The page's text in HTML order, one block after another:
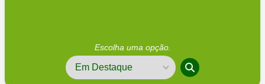
Escolha uma opção.